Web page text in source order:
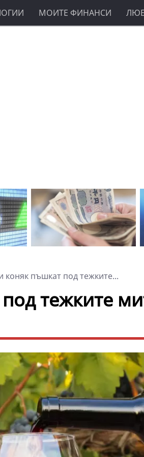
МОИТЕ ФИНАНСИ
коняк пъшкат под тежките...
тежките